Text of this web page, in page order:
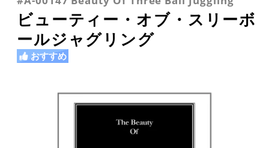
ビューティー・オブ・スリーボ
ールジャグリング
おすすめ